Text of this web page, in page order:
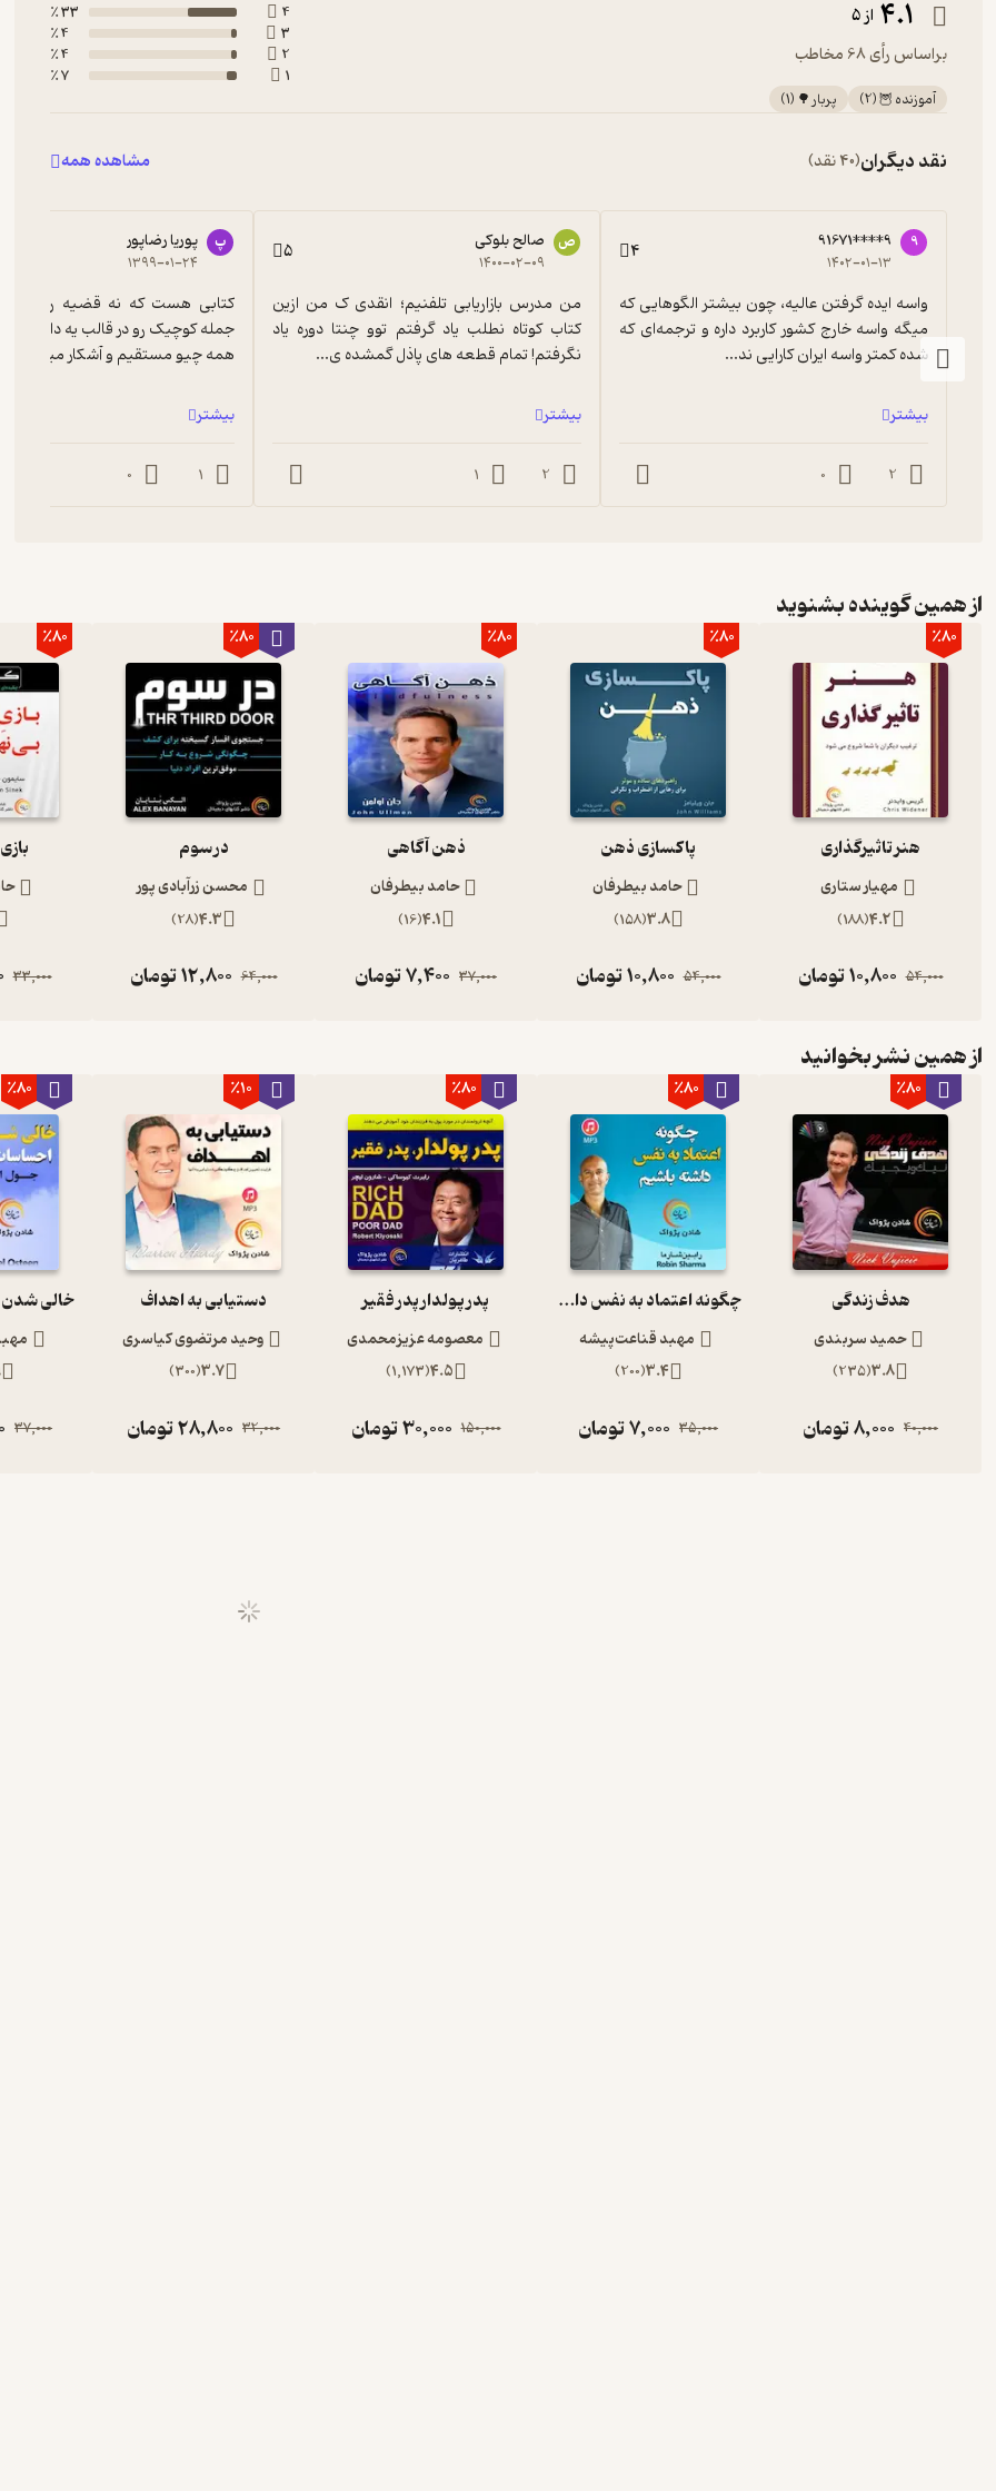
4.1 از 5
براساس رأی 68 مخاطب
آموزنده 🦉(
2
) پربار 🌳 (
1
)
4
33 ٪
3
4 ٪
2
4 ٪
1
7 ٪
نقد دیگران(40 نقد) مشاهده همه
9
91671****9
۱۴۰۲-۰۱-۱۳ 4
شده کمتر واسه ایران کارایی ند...
بیشتر
2
0
ص صالح بلوکی
۱۴۰۰-۰۲-۰۹ 5
نگرفتم! تمام قطعه های پاذل گمشده ی...
بیشتر
2
1
پ پوریا رضاپور
۱۳۹۹-۰۱-۲۴
همه چیو مستقیم و آشکار میگه و به
بیشتر
1
0
از همین گوینده بشنوید
٪80
هنر تاثیرگذاری
مهیار ستاری
4.2
(
188
)
54,000
10,800تومان
٪80
پاکسازی ذهن
حامد بیطرفان
3.8
(
158
)
54,000
10,800تومان
٪80
ذهن آگاهی
حامد بیطرفان
4.1
(
16
)
37,000
7,400تومان
٪80
در سوم
محسن زرآبادی پور
4.3
(
28
)
64,000
12,800تومان
٪80
33,000
از همین نشر بخوانید
٪80
هدف زندگی
حمید سربندی
3.8
(
235
)
40,000
8,000تومان
٪80
چگونه اعتماد به نفس داشته باشیم ؟
مهبد قناعت‌پیشه
3.4
(
200
)
35,000
7,000تومان
٪80
پدر پولدار پدر فقیر
معصومه عزیزمحمدی
4.5
(
1,173
)
150,000
30,000تومان
٪10
دستیابی به اهداف
وحید مرتضوی کیاسری
3.7
(
300
)
32,000
28,800تومان
٪80
37,000